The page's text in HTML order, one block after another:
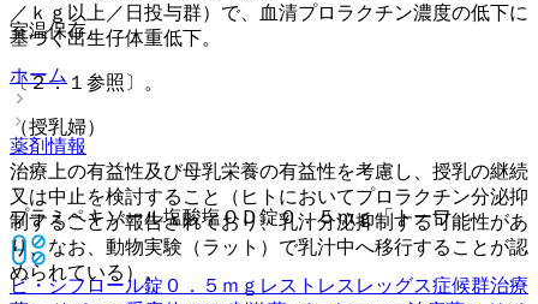
室温保存。
ホーム
薬剤情報
プラミペキソール塩酸塩ＯＤ錠０．５ｍｇ「トーワ」
ビ・シフロール錠０．５ｍｇ レストレスレッグス症候群治療
／ｋｇ以上／日投与群）で、血清プロラクチン濃度の低下に
基づく出生仔体重低下。
〔２．１参照〕。
（授乳婦）
治療上の有益性及び母乳栄養の有益性を考慮し、授乳の継続
又は中止を検討すること（ヒトにおいてプロラクチン分泌抑
制することが報告されており、乳汁分泌抑制する可能性があ
り、なお、動物実験（ラット）で乳汁中へ移行することが認
められている）。